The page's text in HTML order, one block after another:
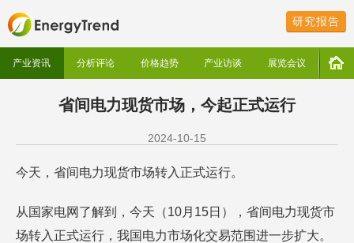
研究报告
产业资讯 分析评论 价格趋势 产业访谈 展览会议
省间电力现货市场，今起正式运行
2024-10-15
今天，省间电力现货市场转入正式运行。
从国家电网了解到，今天（10月15日），省间电力现货市
场转入正式运行，我国电力市场化交易范围进一步扩大。